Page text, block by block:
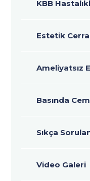
KBB
Estetik
Ameliyatsız
Basında
Sıkça
Video Galeri